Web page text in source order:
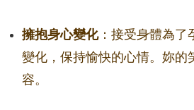
擁抱身心變化：接受身體為了
變化，保持愉快的心情。妳的
容。